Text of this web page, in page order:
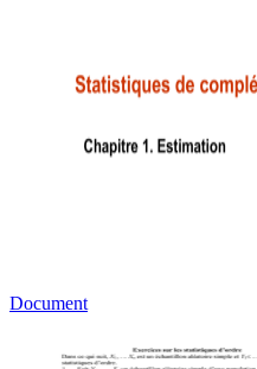
Document